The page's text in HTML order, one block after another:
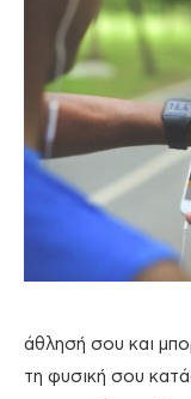
άθλησή σου και
τη φυσική σου